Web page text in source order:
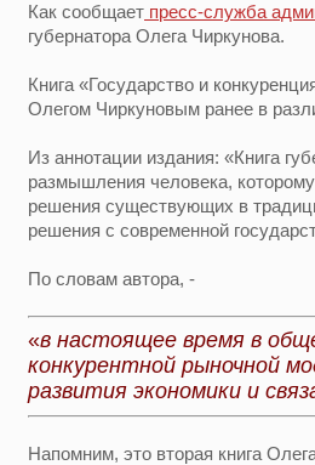
Как сообщает пресс-служба
губернатора Олега Чиркунова.
Книга «Государство и
Олегом Чиркуновым ранее в
Из аннотации издания: «Книга
размышления человека,
решения существующих в
решения с современной
По словам автора, -
«в настоящее время в
конкурентной рыночной
развития экономики и
Напомним, это вторая книга